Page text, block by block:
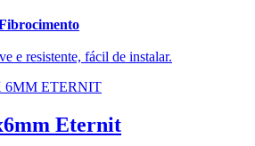
e resistente, fácil de instalar.
Eternit